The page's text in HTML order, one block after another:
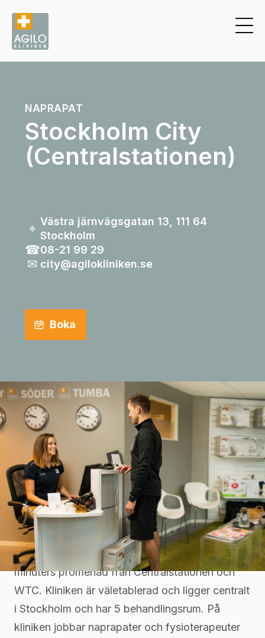
NAPRAPAT
Stockholm City
(Centralstationen)
⌖
Västra järnvägsgatan 13, 111 64
Stockholm
☎︎08-21 99 29
✉︎ city@agilokliniken.se
Boka
Naprapat i City
Agilokliniken City ligger på Västra
Järnvägsgatan 13 på Kungsbron endast ett par
minuters promenad från Centralstationen och
WTC. Kliniken är väletablerad och ligger centralt
i Stockholm och har 5 behandlingsrum. På
kliniken jobbar naprapater och fysioterapeuter